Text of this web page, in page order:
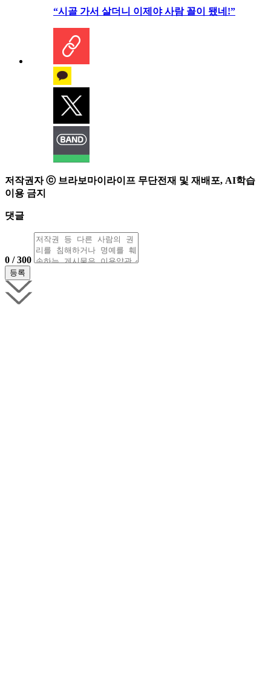
“시골 가서 살더니 이제야 사람 꼴이 됐네!”
저작권자 ⓒ 브라보마이라이프 무단전재 및 재배포, AI학습
이용 금지
댓글
0 / 300